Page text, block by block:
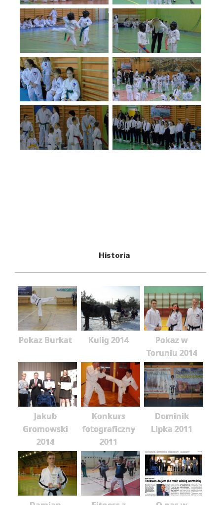
Historia
Pokaz Burkat Kulig 2014
Pokaz w
Toruniu 2014
Jakub
Gromowski
2014
Konkurs
fotograficzny
2011
Dominik
Lipka 2011